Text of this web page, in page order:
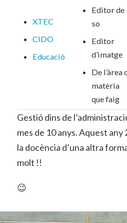
XTEC
CIDO
Educació
Editor de
so
Editor
d’imatge
De l’àrea
matèria
que faig
Gestió dins de
mes de 10 anys. Aquest any
la docència d’una altra
molt !!
😉